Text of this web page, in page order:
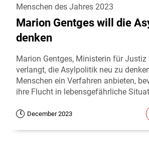
Menschen des Jahres 2023
Marion Gentges will die
denken
Marion Gentges, Ministerin für
verlangt, die Asylpolitik neu zu
Menschen ein Verfahren anbieten,
ihre Flucht in lebensgefährliche
December 2023